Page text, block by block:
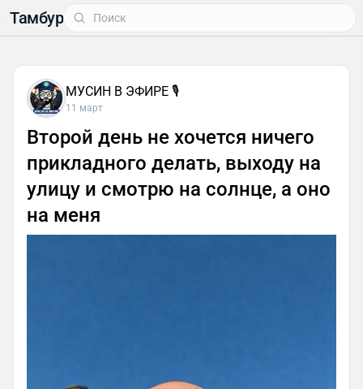
Тамбур
МУСИН В ЭФИРЕ 🎙
11 март
Второй день не хочется ничего
прикладного делать, выходу на
улицу и смотрю на солнце, а оно
на меня